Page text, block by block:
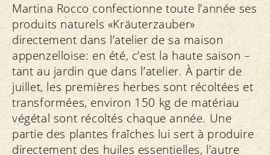
Martina Rocco confectionne toute l’année ses
produits naturels «Kräuterzauber»
directement dans l’atelier de sa maison
appenzelloise: en été, c’est la haute saison –
tant au jardin que dans l’atelier. À partir de
juillet, les premières herbes sont récoltées et
transformées, environ 150 kg de matériau
végétal sont récoltés chaque année. Une
partie des plantes fraîches lui sert à produire
directement des huiles essentielles, l’autre